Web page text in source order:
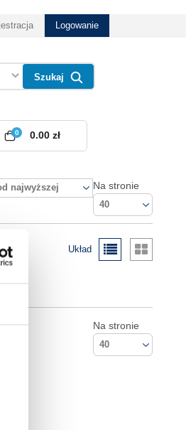
Logowanie
Szukaj
0
0.00 zł
najwyższej Na stronie
40
Układ
Na stronie
40